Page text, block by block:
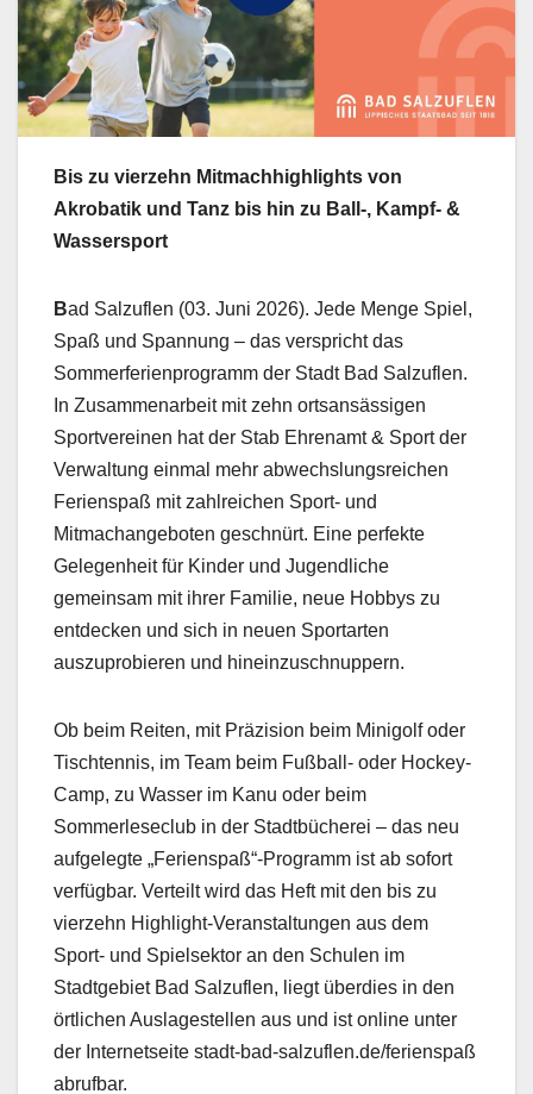
Bis zu vierzehn Mitmachhighlights von
Akrobatik und Tanz bis hin zu Ball-, Kampf- &
Wassersport
Bad Salzuflen (03. Juni 2026). Jede Menge Spiel,
Spaß und Spannung – das verspricht das
Sommerferienprogramm der Stadt Bad Salzuflen.
In Zusammenarbeit mit zehn ortsansässigen
Sportvereinen hat der Stab Ehrenamt & Sport der
Verwaltung einmal mehr abwechslungsreichen
Ferienspaß mit zahlreichen Sport- und
Mitmachangeboten geschnürt. Eine perfekte
Gelegenheit für Kinder und Jugendliche
gemeinsam mit ihrer Familie, neue Hobbys zu
entdecken und sich in neuen Sportarten
auszuprobieren und hineinzuschnuppern.
Ob beim Reiten, mit Präzision beim Minigolf oder
Tischtennis, im Team beim Fußball- oder Hockey-
Camp, zu Wasser im Kanu oder beim
Sommerleseclub in der Stadtbücherei – das neu
aufgelegte „Ferienspaß“-Programm ist ab sofort
verfügbar. Verteilt wird das Heft mit den bis zu
vierzehn Highlight-Veranstaltungen aus dem
Sport- und Spielsektor an den Schulen im
Stadtgebiet Bad Salzuflen, liegt überdies in den
örtlichen Auslagestellen aus und ist online unter
der Internetseite stadt-bad-salzuflen.de/ferienspaß
abrufbar.